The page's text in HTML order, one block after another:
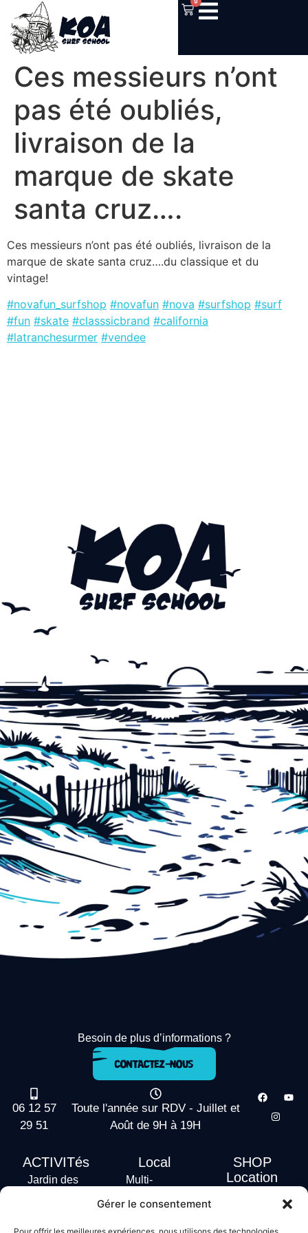
Gérer le consentement
Ces messieurs n’ont
pas été oubliés,
livraison de la
marque de skate
santa cruz….
Ces messieurs n’ont pas été oubliés, livraison de la
marque de skate santa cruz….du classique et du
vintage!
#novafun_surfshop #novafun #nova #surfshop #surf
#fun #skate #classsicbrand #california
#latranchesurmer #vendee
Besoin de plus d’informations ?
06 12 57
29 51
Toute l'année sur RDV - Juillet et
Août de 9H à 19H
ACTIVITés
Jardin des
Local
Multi-
Hébergement
SHOP
Location